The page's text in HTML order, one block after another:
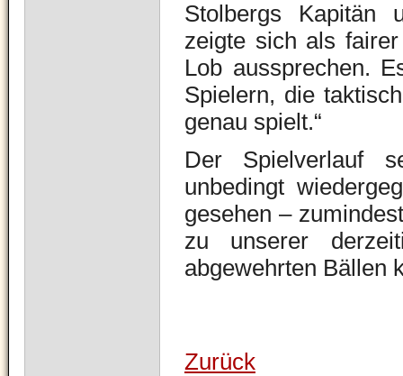
Stolbergs Kapitän
zeigte sich als
Lob aussprechen.
Spielern, die
genau spielt.“
Der Spielverlauf
unbedingt
gesehen –
zu unserer
abgewehrten Bällen
Zurück